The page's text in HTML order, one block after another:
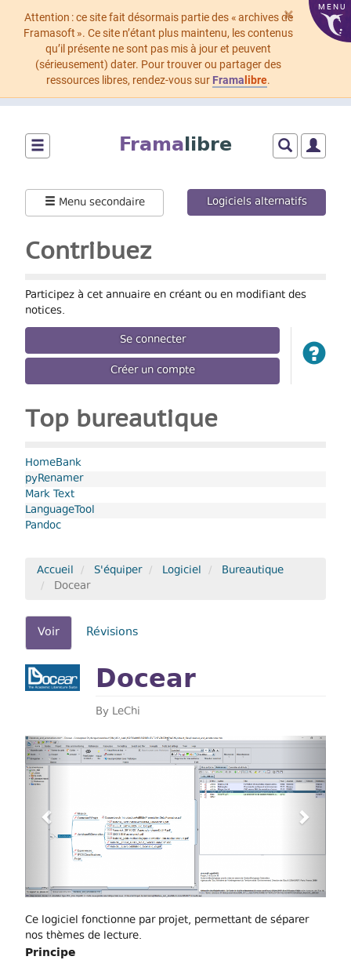
×
Attention : ce site fait désormais partie des « archives de
Framasoft ». Ce site n’étant plus maintenu, les contenus
qu’il présente ne sont pas mis à jour et peuvent
(sérieusement) dater. Pour trouver ou partager des
ressources libres, rendez-vous sur Frama libre.
MENU
contenu
principal
Framalibre
menu
menu
formulaire
Menu secondaire Logiciels alternatifs
Contribuez
Participez à cet annuaire en créant ou en modifiant des
notices.
Se connecter
Créer un compte
Top bureautique
HomeBank
pyRenamer
Mark Text
LanguageTool
Pandoc
Accueil S'équiper Logiciel
Bureautique
Docear
Onglets
principaux
Voir (onglet
actif)
Révisions
Docear
By LeChi
Previous Next
Ce logiciel fonctionne par projet, permettant de séparer
nos thèmes de lecture.
Principe